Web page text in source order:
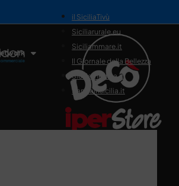
il SiciliaTivù
Siciliarurale.eu
Siciliammare.it
Il Giornale della Bellezza
Siciliamedica.it
Sanitainsicilia.it